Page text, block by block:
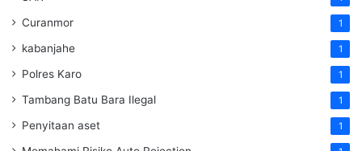
Curanmor 1
kabanjahe 1
Polres Karo 1
Tambang Batu Bara Ilegal 1
Penyitaan aset 1